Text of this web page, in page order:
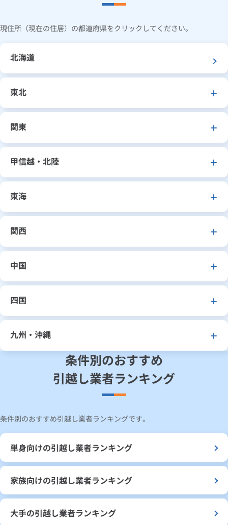
現住所（現在の住居）の都道府県をクリックしてください。
北海道
東北
関東
甲信越・北陸
東海
関西
中国
四国
九州・沖縄
条件別のおすすめ
引越し業者ランキング
条件別のおすすめ引越し業者ランキングです。
単身向けの引越し業者ランキング
家族向けの引越し業者ランキング
大手の引越し業者ランキング